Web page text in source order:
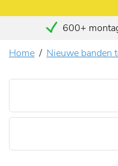
600+
Home
Nieuwe banden